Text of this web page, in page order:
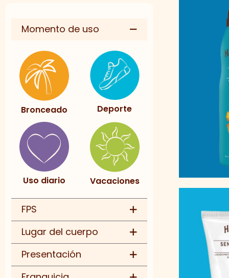
Momento de uso
Bronceado Deporte
Uso diario Vacaciones
FPS
10 FPS
15 FPS
Lugar del cuerpo
Corporal
Facial
Presentación